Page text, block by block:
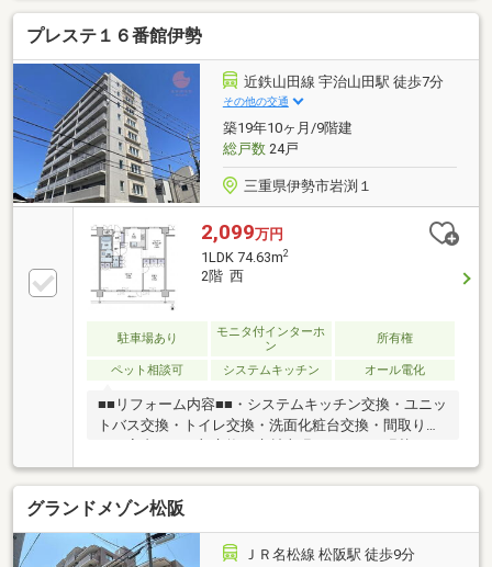
プレステ１６番館伊勢
近鉄山田線 宇治山田駅 徒歩7分
その他の交通
築19年10ヶ月/9階建
総戸数24戸
三重県伊勢市岩渕１
2,099万円
1LDK 74.63m2
2階 西
駐車場あり
モニタ付インターホ
ン
所有権
ペット相談可 システムキッチン オール電化
■■リフォーム内容■■・システムキッチン交換・ユニッ
トバス交換・トイレ交換・洗面化粧台交換・間取り変
更・室内ドア一部交換・床材上張り・クロス張替え・
照明交換など
グランドメゾン松阪
ＪＲ名松線 松阪駅 徒歩9分